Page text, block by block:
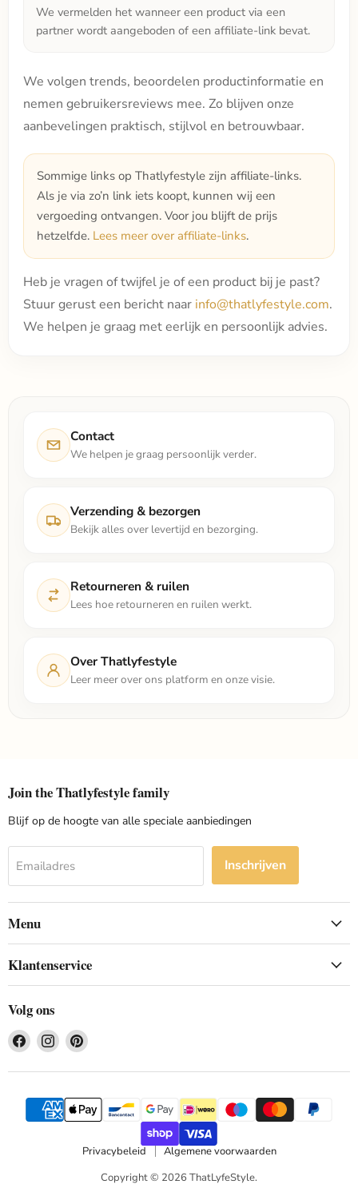
We vermelden het wanneer een product via een
partner wordt aangeboden of een affiliate-link bevat.
We volgen trends, beoordelen productinformatie en
nemen gebruikersreviews mee. Zo blijven onze
aanbevelingen praktisch, stijlvol en betrouwbaar.
Sommige links op Thatlyfestyle zijn affiliate-links.
Als je via zo’n link iets koopt, kunnen wij een
vergoeding ontvangen. Voor jou blijft de prijs
hetzelfde. Lees meer over affiliate-links.
Heb je vragen of twijfel je of een product bij je past?
Stuur gerust een bericht naar info@thatlyfestyle.com.
We helpen je graag met eerlijk en persoonlijk advies.
Contact
We helpen je graag persoonlijk verder.
Verzending & bezorgen
Bekijk alles over levertijd en bezorging.
Retourneren & ruilen
Lees hoe retourneren en ruilen werkt.
Over Thatlyfestyle
Leer meer over ons platform en onze visie.
Join the Thatlyfestyle family
Blijf op de hoogte van alle speciale aanbiedingen
Emailadres Inschrijven
Menu
Klantenservice
Volg ons
Vind
ons
op
Vind
ons
op
Vind
op
Privacybeleid
Algemene voorwaarden
Copyright © 2026 ThatLyfeStyle.